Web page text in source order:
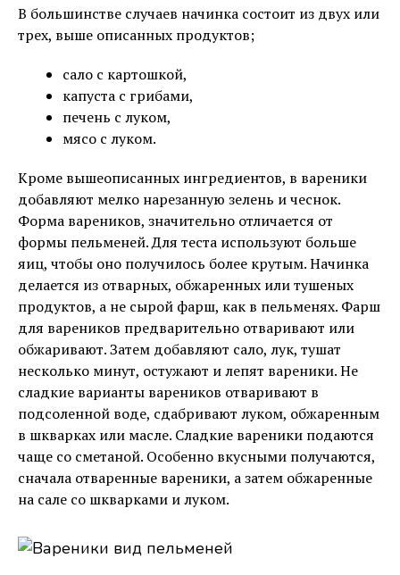
В большинстве случаев начинка состоит из двух или
трех, выше описанных продуктов;
сало с картошкой,
капуста с грибами,
печень с луком,
мясо с луком.
Кроме вышеописанных ингредиентов, в вареники
добавляют мелко нарезанную зелень и чеснок.
Форма вареников, значительно отличается от
формы пельменей. Для теста используют больше
яиц, чтобы оно получилось более крутым. Начинка
делается из отварных, обжаренных или тушеных
продуктов, а не сырой фарш, как в пельменях. Фарш
для вареников предварительно отваривают или
обжаривают. Затем добавляют сало, лук, тушат
несколько минут, остужают и лепят вареники. Не
сладкие варианты вареников отваривают в
подсоленной воде, сдабривают луком, обжаренным
в шкварках или масле. Сладкие вареники подаются
чаще со сметаной. Особенно вкусными получаются,
сначала отваренные вареники, а затем обжаренные
на сале со шкварками и луком.